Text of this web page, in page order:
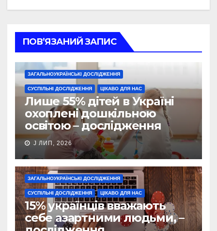
ПОВ’ЯЗАНИЙ ЗАПИС
ЗАГАЛЬНОУКРАЇНСЬКІ ДОСЛІДЖЕННЯ
СУСПІЛЬНІ ДОСЛІДЖЕННЯ ЦІКАВО ДЛЯ НАС
Лише 55% дітей в Україні
охоплені дошкільною
освітою – дослідження
J ЛИП, 2026
ЗАГАЛЬНОУКРАЇНСЬКІ ДОСЛІДЖЕННЯ
СУСПІЛЬНІ ДОСЛІДЖЕННЯ ЦІКАВО ДЛЯ НАС
15% українців вважають
себе азартними людьми, –